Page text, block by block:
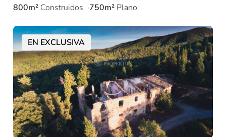
800m² Construidos 750m² Plano
EN EXCLUSIVA